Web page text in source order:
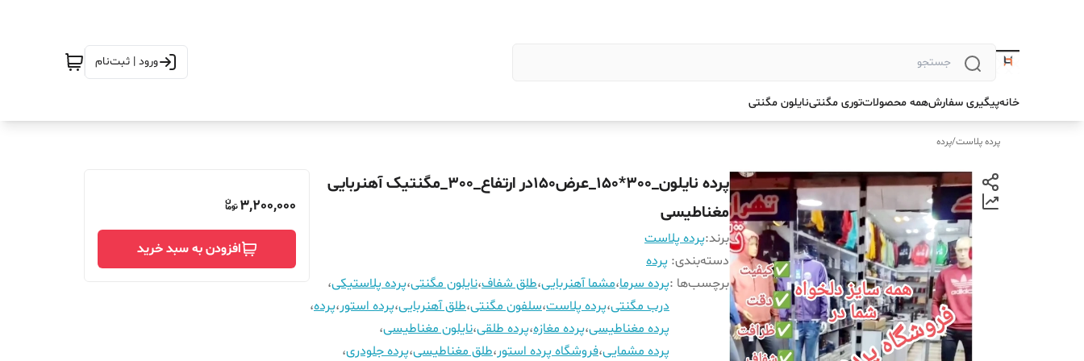
ورود | ثبت‌نام
خانهپیگیری سفارشهمه محصولاتتوری مگنتینایلون مگنتی
پرده پلاست/پرده
پرده نایلون_300*150_عرض150در ارتفاع_300_مگنتیک آهنربایی
مغناطیسی
برند:پرده پلاست
دسته‌بندی: پرده
برچسب‌ها :پرده سرما،مشما آهنربایی،طلق شفاف،نایلون مگنتی،پرده پلاستیکی،
درب مگنتی،پرده پلاست،سلفون مگنتی،طلق آهنربایی،پرده استور،پرده،
پرده مغناطیسی،پرده مغازه،پرده طلقی،نایلون مغناطیسی،
پرده مشمایی،فروشگاه پرده استور،طلق مغناطیسی،پرده جلودری،
3,200,000
افزودن به سبد خرید